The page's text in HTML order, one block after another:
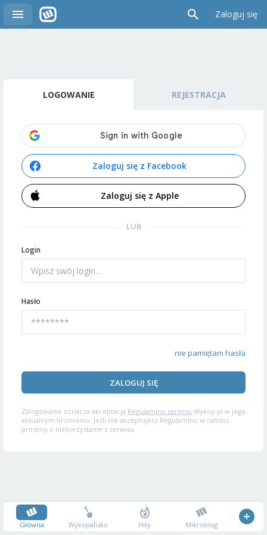
Zaloguj się
LOGOWANIE REJESTRACJA
Zaloguj się z Facebook
Zaloguj się z Apple
LUB
Login
Hasło
nie pamiętam hasła
ZALOGUJ SIĘ
Zalogowanie oznacza akceptację Regulaminu serwisu Wykop.pl w jego
aktualnym brzmieniu. Jeśli nie akceptujesz Regulaminu w całości,
prosimy o niekorzystanie z serwisu.
Główna Wykopalisko Hity Mikroblog